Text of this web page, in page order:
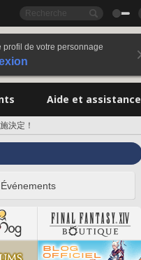
profil de votre personnage
Aide et assistance
決定！
Événements